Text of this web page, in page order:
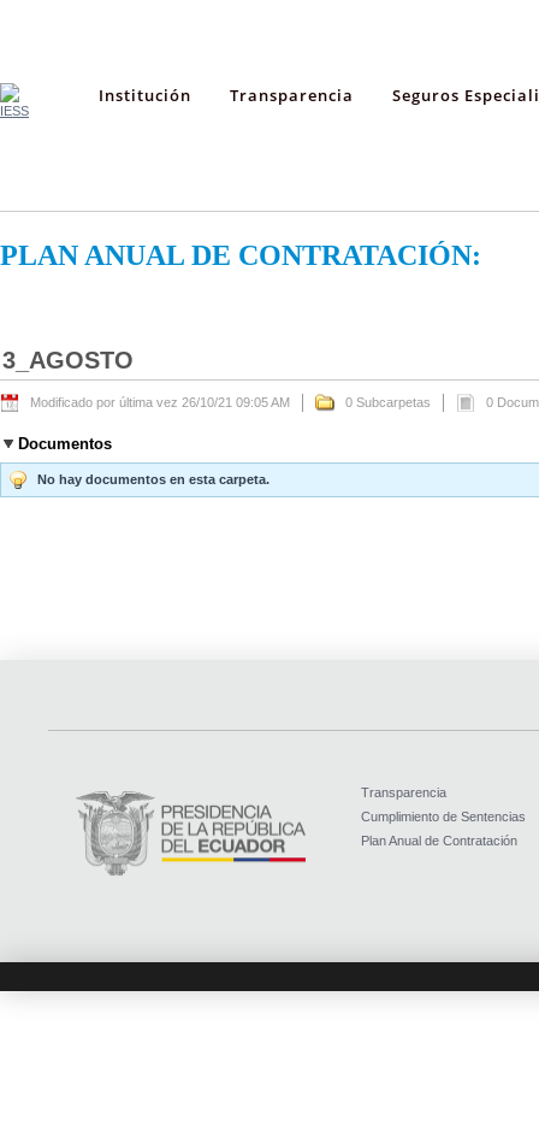
Institución Transparencia Seguros
PLAN ANUAL DE CONTRATACIÓN:
3_AGOSTO
Modificado por última vez 26/10/21 09:05 AM 0 Subcarpetas 0
Documentos
No hay documentos en esta carpeta.
Transparencia
Cumplimiento de Sentencias
Plan Anual de Contratación